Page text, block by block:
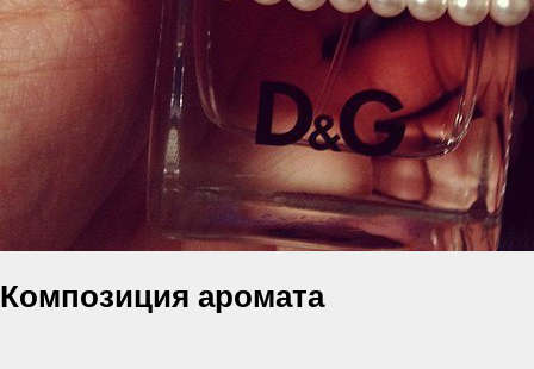
Композиция аромата